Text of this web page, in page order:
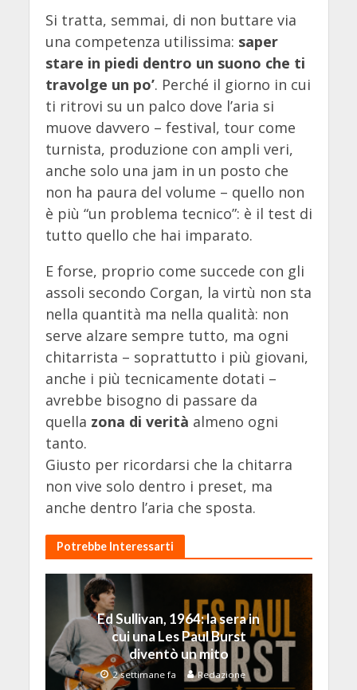
Si tratta, semmai, di non buttare via
una competenza utilissima: saper
stare in piedi dentro un suono che ti
travolge un po’. Perché il giorno in cui
ti ritrovi su un palco dove l’aria si
muove davvero – festival, tour come
turnista, produzione con ampli veri,
anche solo una jam in un posto che
non ha paura del volume – quello non
è più “un problema tecnico”: è il test di
tutto quello che hai imparato.
E forse, proprio come succede con gli
assoli secondo Corgan, la virtù non sta
nella quantità ma nella qualità: non
serve alzare sempre tutto, ma ogni
chitarrista – soprattutto i più giovani,
anche i più tecnicamente dotati –
avrebbe bisogno di passare da
quella zona di verità almeno ogni
tanto.
Giusto per ricordarsi che la chitarra
non vive solo dentro i preset, ma
anche dentro l’aria che sposta.
Potrebbe Interessarti
Ed Sullivan, 1964: la sera in
cui una Les Paul Burst
diventò un mito
2 settimane fa Redazione